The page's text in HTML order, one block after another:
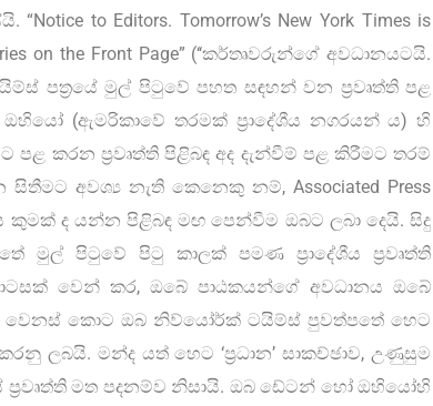
to Editors. Tomorrow’s New York Times is
on the Front Page” (‘‘කර්තෘවරුන්ගේ අවධානයටයි.
පත්‍රයේ මුල් පිටුවේ පහත සඳහන් වන ප්‍රවෘත්ති පළ
ඔහියෝ (ඇමරිකාවේ තරමක් ප්‍රාදේශීය නගරයන් ය) හි
කරන ප්‍රවෘත්ති පිළිබඳ අද දැන්වීම් පළ කිරීමට තරම්
අවශ්‍ය නැති කෙනෙකු නම්, Associated Press
කුමක් ද යන්න පිළිබඳ මඟ පෙන්වීම ඔබට ලබා දෙයි. සිදු
මුල් පිටුවේ පිටු කාලක් පමණ ප්‍රාදේශීය ප්‍රවෘත්ති
වෙන් කර, ඔබේ පාඨකයන්ගේ අවධානය ඔබේ
වෙනස් කොට ඔබ නිව්යෝර්ක් ටයිම්ස් පුවත්පතේ හෙට
ලබයි. මන්ද යත් හෙට ‘ප්‍රධාන’ සාකච්ඡාව, උණුසුම
මත පදනම්ව නිසායි. ඔබ ඩේටන් හෝ ඔහියෝහි